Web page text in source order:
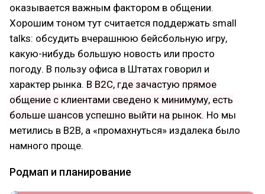
оказывается важным фактором в общении.
Хорошим тоном тут считается поддержать small
talks: обсудить вчерашнюю бейсбольную игру,
какую-нибудь большую новость или просто
погоду. В пользу офиса в Штатах говорил и
характер рынка. В B2C, где зачастую прямое
общение с клиентами сведено к минимуму, есть
больше шансов успешно выйти на рынок. Но мы
метились в B2B, а «промахнуться» издалека было
намного проще.
Родмап и планирование